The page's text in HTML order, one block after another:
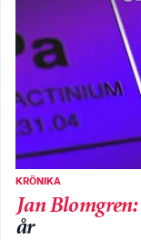
KRÖNIKA
Jan Blomgren:
år